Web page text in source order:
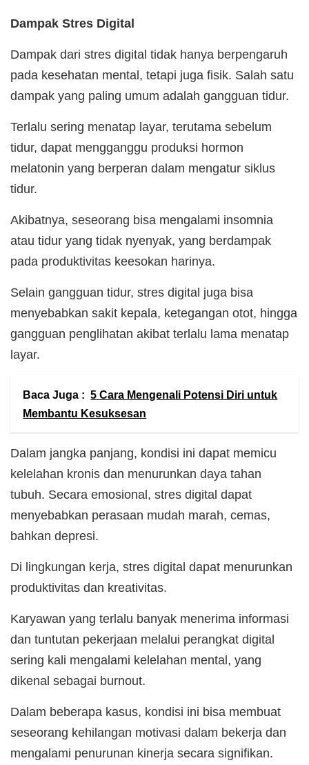
Dampak Stres Digital
Dampak dari stres digital tidak hanya berpengaruh
pada kesehatan mental, tetapi juga fisik. Salah satu
dampak yang paling umum adalah gangguan tidur.
Terlalu sering menatap layar, terutama sebelum
tidur, dapat mengganggu produksi hormon
melatonin yang berperan dalam mengatur siklus
tidur.
Akibatnya, seseorang bisa mengalami insomnia
atau tidur yang tidak nyenyak, yang berdampak
pada produktivitas keesokan harinya.
Selain gangguan tidur, stres digital juga bisa
menyebabkan sakit kepala, ketegangan otot, hingga
gangguan penglihatan akibat terlalu lama menatap
layar.
Baca Juga : 5 Cara Mengenali Potensi Diri untuk
Membantu Kesuksesan
Dalam jangka panjang, kondisi ini dapat memicu
kelelahan kronis dan menurunkan daya tahan
tubuh. Secara emosional, stres digital dapat
menyebabkan perasaan mudah marah, cemas,
bahkan depresi.
Di lingkungan kerja, stres digital dapat menurunkan
produktivitas dan kreativitas.
Karyawan yang terlalu banyak menerima informasi
dan tuntutan pekerjaan melalui perangkat digital
sering kali mengalami kelelahan mental, yang
dikenal sebagai burnout.
Dalam beberapa kasus, kondisi ini bisa membuat
seseorang kehilangan motivasi dalam bekerja dan
mengalami penurunan kinerja secara signifikan.